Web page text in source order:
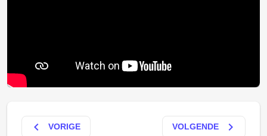
keyboard_arrow_left VORIGE VOLGENDE keyboard_arrow_right